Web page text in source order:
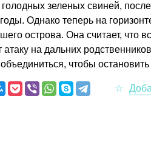
зеленых свиней,
Однако теперь на
острова. Она считает, что
атаку на дальних
чтобы остановить